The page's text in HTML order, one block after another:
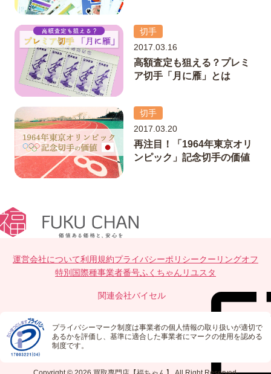
切手
2017.03.16
高額査定も狙える？プレミ
ア切手「月に雁」とは
切手
2017.03.20
再注目！「1964年東京オリ
ンピック」記念切手の価値
運営会社について利用規約プライバシーポリシークーリングオフ
特別国際種事業者番号ふくちゃんリユスタ
関連会社バイセル
プライバシーマーク制度は事業者の個人情報の取り扱いが適切で
あるかを評価し、基準に適合した事業者にマークの使用を認める
制度です。